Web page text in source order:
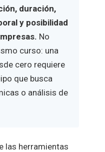
duración,
y posibilidad
No
curso: una
cero requiere
que busca
o análisis de
las herramientas